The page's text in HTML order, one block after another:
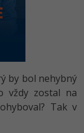
by bol nehybný
vždy zostal na
Tak v